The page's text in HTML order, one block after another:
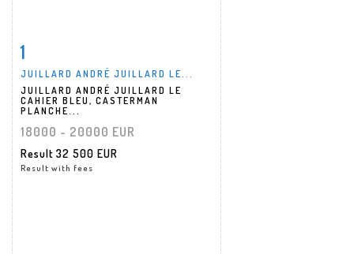
1
JUILLARD ANDRÉ JUILLARD LE...
JUILLARD ANDRÉ JUILLARD LE
CAHIER BLEU, CASTERMAN
PLANCHE...
18000 - 20000 EUR
Result 32 500 EUR
Result with fees